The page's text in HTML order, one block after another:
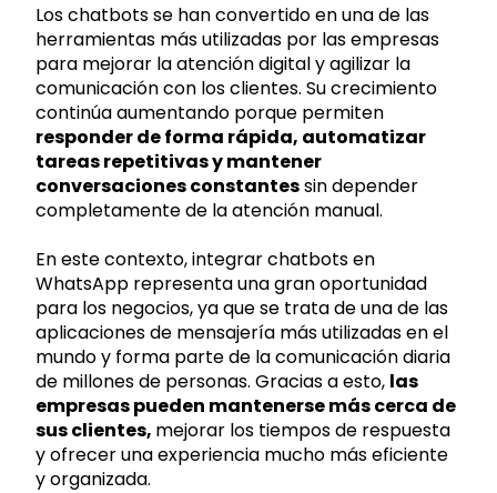
Los chatbots se han convertido en una de las
herramientas más utilizadas por las empresas
para mejorar la atención digital y agilizar la
comunicación con los clientes. Su crecimiento
continúa aumentando porque permiten
responder de forma rápida, automatizar
tareas repetitivas y mantener
conversaciones constantessin depender
completamente de la atención manual.
En este contexto, integrar chatbots en
WhatsApp representa una gran oportunidad
para los negocios, ya que se trata de una de las
aplicaciones de mensajería más utilizadas en el
mundo y forma parte de la comunicación diaria
de millones de personas. Gracias a esto, las
empresas pueden mantenerse más cerca de
sus clientes, mejorar los tiempos de respuesta
y ofrecer una experiencia mucho más eficiente
y organizada.